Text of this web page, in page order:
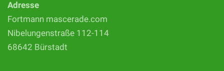
Adresse
Fortmann mascerade.com
Nibelungenstraße 112-114
68642 Bürstadt